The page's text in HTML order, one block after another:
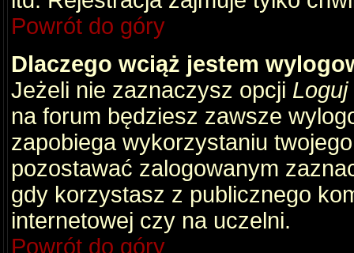
Powrót do góry
Dlaczego wciąż jestem
Jeżeli nie zaznaczysz opcji
na forum będziesz zawsze
zapobiega wykorzystaniu
pozostawać zalogowanym
gdy korzystasz z publicznego
internetowej czy na uczelni.
Powrót do góry